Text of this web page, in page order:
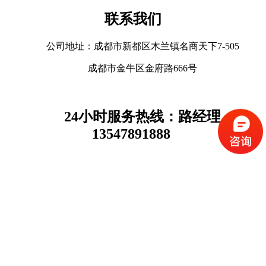
联系我们
公司地址：成都市新都区木兰镇名商天下7-505
成都市金牛区金府路666号
24小时服务热线：路经理
13547891888